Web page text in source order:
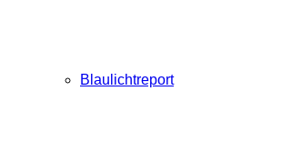
Blaulichtreport